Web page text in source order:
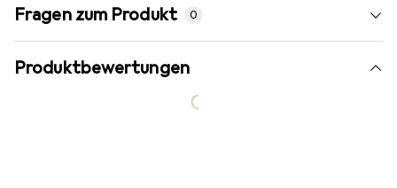
Fragen zum Produkt 0
Produktbewertungen